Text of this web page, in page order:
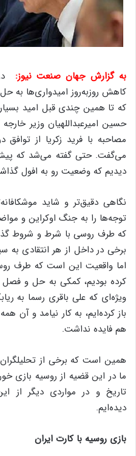
به گزارش جهان صنعت نیوز:
کاهش روزبه‌روز امیدواری‌ها به
که تا همین چندی قبل امید
حسین امیرعبداللهیان وزیر
مصاحبه با فرید زکریا از
می‌گفت. حتی گفته می‌شد که
دیدیم که وضعیت رو به افول
نگاهی دقیق‌تر و شاید
توجه‌ها را به جنگ اوکراین و
که طرف روسی با شرط و شروط
برخی در داخل از هر انتقادی
اما واقعیت این است که طرف
کرده بودیم، کمکی به حل و
ویژه‌ای که علی باقری رسما به
باز کرده‌ایم، به کار نیامد و آن
هم فایده نداشت.
همین است که برخی از
ما در این قضیه از روسیه بازی
تاریخ و در مواردی دیگر
دیده‌ایم.
بازی روسیه با کارت ایران